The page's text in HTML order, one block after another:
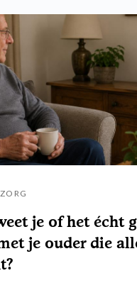
je of het écht
je ouder die